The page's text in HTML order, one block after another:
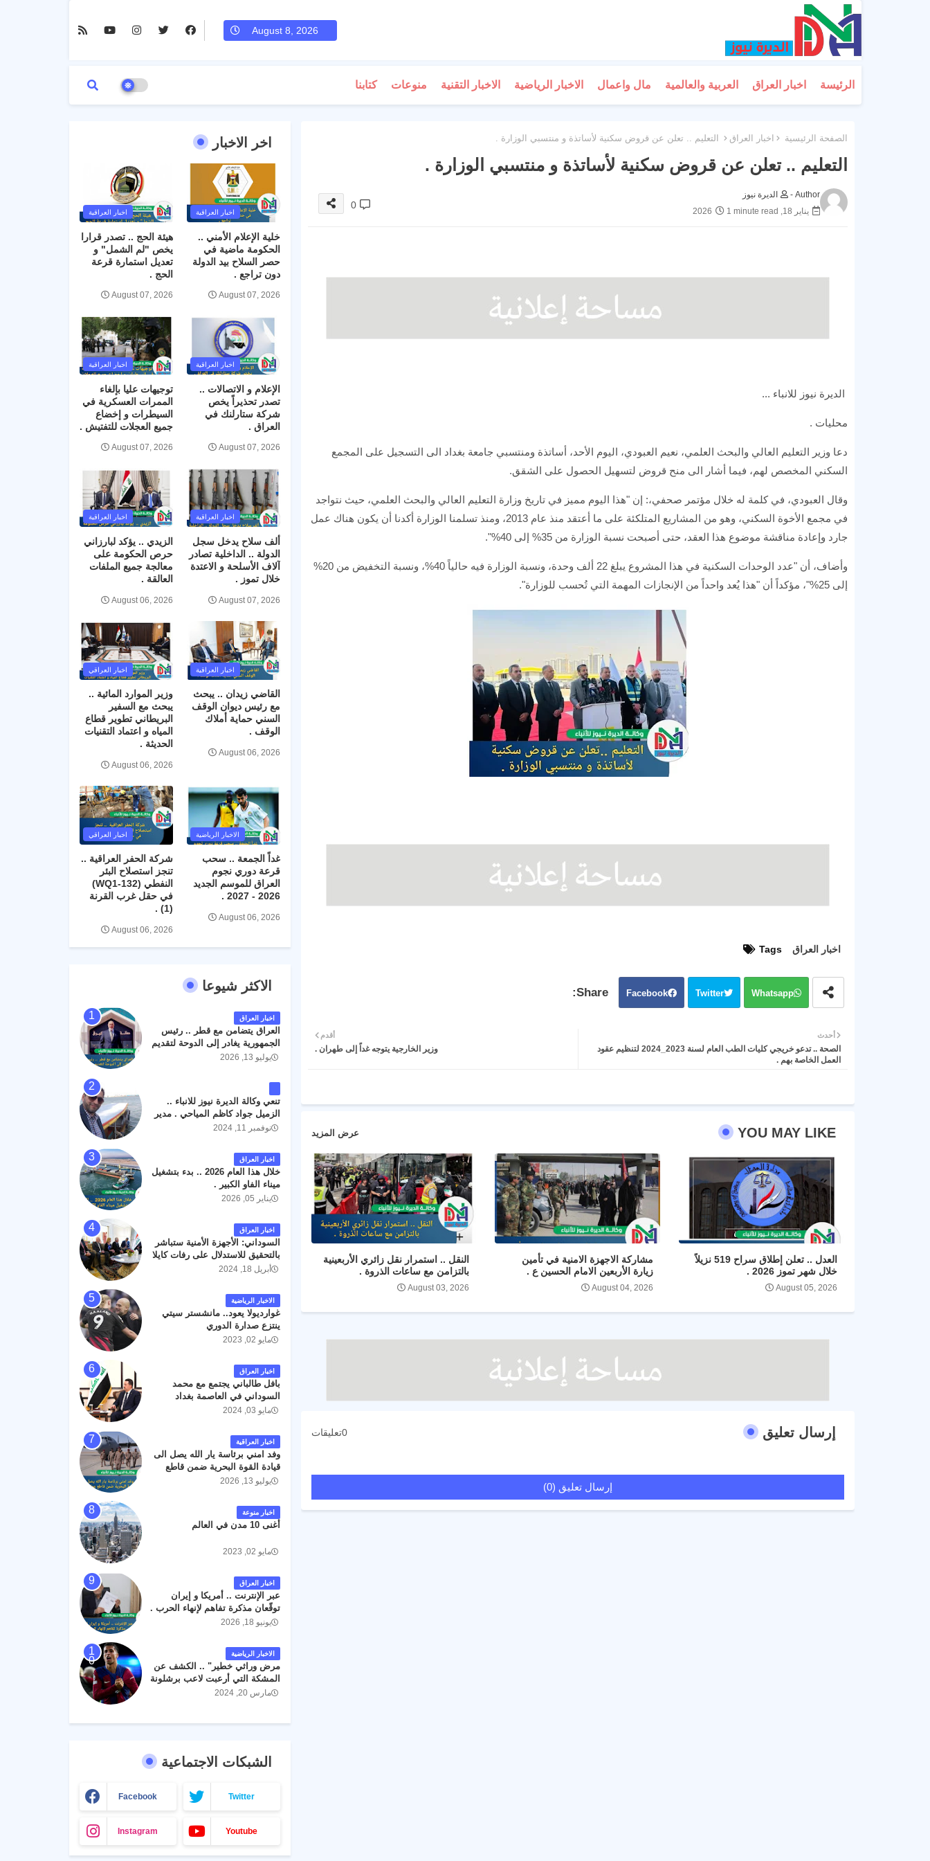
August 8, 2026
الرئيسة اخبار العراق العربية والعالمية مال واعمال الاخبار الرياضية الاخبار التقنية منوعات كتابنا
الصفحة الرئيسية اخبار العراق التعليم .. تعلن عن قروض سكنية لأساتذة و منتسبي الوزارة .
التعليم .. تعلن عن قروض سكنية لأساتذة و منتسبي الوزارة .
Author -
الديرة نيوز
يناير 18, 2026
1 minute read
0
الديرة نيوز للانباء ...
محليات .
دعا وزير التعليم العالي والبحث العلمي، نعيم العبودي، اليوم الأحد، أساتذة ومنتسبي جامعة بغداد الى التسجيل على المجمع
السكني المخصص لهم، فيما أشار الى منح قروض لتسهيل الحصول على الشقق.
وقال العبودي، في كلمة له خلال مؤتمر صحفي،: إن "هذا اليوم مميز في تاريخ وزارة التعليم العالي والبحث العلمي، حيث نتواجد
في مجمع الأخوة السكني، وهو من المشاريع المتلكئة على ما أعتقد منذ عام 2013، ومنذ تسلمنا الوزارة أكدنا أن يكون هناك عمل
جارد وإعادة مناقشة موضوع هذا العقد، حتى أصبحت نسبة الوزارة من 35% إلى 40%".
وأضاف، أن "عدد الوحدات السكنية في هذا المشروع يبلغ 22 ألف وحدة، ونسبة الوزارة فيه حالياً 40%، ونسبة التخفيض من 20%
إلى 25%"، مؤكداً أن "هذا يُعد واحداً من الإنجازات المهمة التي تُحسب للوزارة".
Tags اخبار العراق
Facebook Twitter Whatsapp
أحدث
الصحة .. تدعو خريجي كليات الطب العام لسنة 2023_2024 لتنظيم عقود
العمل الخاصة بهم .
أقدم
وزير الخارجية يتوجه غداً إلى طهران .
YOU MAY LIKE عرض المزيد
العدل .. تعلن إطلاق سراح 519 نزيلاً
خلال شهر تموز 2026 .
August 05, 2026
مشاركة الاجهزة الامنية في تأمين
زيارة الأربعين الامام الحسين ع .
August 04, 2026
النقل .. استمرار نقل زائري الأربعينية
بالتزامن مع ساعات الذروة .
August 03, 2026
إرسال تعليق 0تعليقات
إرسال تعليق (0)
اخر الاخبار
اخبار العراقية
خلية الإعلام الأمني ..
الحكومة ماضية في
حصر السلاح بيد الدولة
دون تراجع .
August 07, 2026
اخبار العراقية
هيئة الحج .. تصدر قرارا
يخص "لم الشمل" و
تعديل استمارة قرعة
الحج .
August 07, 2026
اخبار العراقية
الإعلام و الاتصالات ..
تصدر تحذيراً يخص
شركة ستارلنك في
العراق .
August 07, 2026
اخبار العراقية
توجيهات عليا بإلغاء
الممرات العسكرية في
السيطرات و إخضاع
جميع العجلات للتفتيش .
August 07, 2026
اخبار العراقية
ألف سلاح يدخل سجل
الدولة .. الداخلية تصادر
آلاف الأسلحة و الاعتدة
خلال تموز .
August 07, 2026
اخبار العراقية
الزيدي .. يؤكد لبارزاني
حرص الحكومة على
معالجة جميع الملفات
العالقة .
August 06, 2026
اخبار العراقية
القاضي زيدان .. يبحث
مع رئيس ديوان الوقف
السني حماية أملاك
الوقف .
August 06, 2026
اخبار العراقي
وزير الموارد المائية ..
يبحث مع السفير
البريطاني تطوير قطاع
المياه و اعتماد التقنيات
الحديثة .
August 06, 2026
الاخبار الرياضية
غداً الجمعة .. سحب
قرعة دوري نجوم
العراق للموسم الجديد
2026 - 2027 .
August 06, 2026
اخبار العراقي
شركة الحفر العراقية ..
تنجز استصلاح البئر
النفطي (WQ1-132)
في حقل غرب القرنة
(1) .
August 06, 2026
الاكثر شيوعا
اخبار العراق
العراق يتضامن مع قطر .. رئيس
الجمهورية يغادر إلى الدوحة لتقديم
واجب العزاء .
يوليو 13, 2026
تنعي وكالة الديرة نيوز للانباء ..
الزميل جواد كاظم المياحي . مدير
الخطوط الجوية العراقية السابق
البصرة الدولي اليوم الاثنين على
الطريق المؤدي من البوابة
الرئيسة الى صالة المسافرين .
حيث كان سبب الحادث يعود
لتصادم عجلته مع عجلة نوع كيا بنكو
مطار البصرة الدولي . سائلين الله
عز وجل ان يتغمد الفقيد بواسع
رحمته ، و انا لله وانا اليه راجعون .
نوفمبر 11, 2024
اخبار العراق
خلال هذا العام 2026 .. بدء بتشغيل
ميناء الفاو الكبير .
يناير 05, 2026
اخبار العراق
السوداني: الأجهزة الأمنية ستباشر
بالتحقيق للاستدلال على رفات كايلا
مولرأبريل 18, 2024
الاخبار الرياضية
غوارديولا يعود.. مانشستر سيتي
ينتزع صدارة الدوري
مايو 02, 2023
اخبار العراق
بافل طالباني يجتمع مع محمد
السوداني في العاصمة بغداد
مايو 03, 2024
اخبار العراقية
وفد امني برئاسة يار الله يصل الى
قيادة القوة البحرية ضمن قاطع
عمليات البصرة .
يوليو 13, 2026
اخبار منوعة
أغنى 10 مدن في العالم
مايو 02, 2023
اخبار العراق
عبر الإنترنت .. أمريكا و إيران
توقّعان مذكرة تفاهم لإنهاء الحرب .
يونيو 18, 2026
الاخبار الرياضية
مرض وراثي خطير" .. الكشف عن
المشكة التي أرعبت لاعب برشلونة
جواو كانسيلو
مارس 20, 2024
الشبكات الاجتماعية
Facebook Twitter
Instagram Youtube